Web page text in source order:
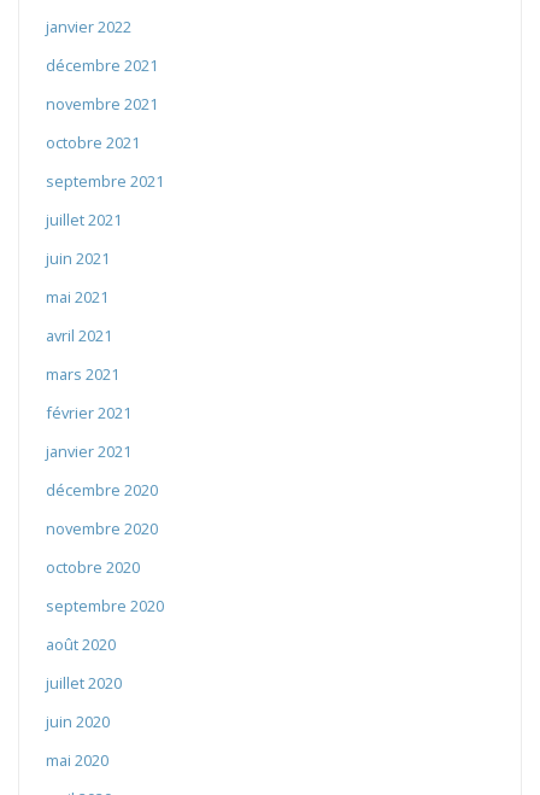
janvier 2022
décembre 2021
novembre 2021
octobre 2021
septembre 2021
juillet 2021
juin 2021
mai 2021
avril 2021
mars 2021
février 2021
janvier 2021
décembre 2020
novembre 2020
octobre 2020
septembre 2020
août 2020
juillet 2020
juin 2020
mai 2020